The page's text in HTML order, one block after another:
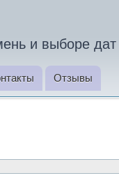
и выборе дат
Отзывы